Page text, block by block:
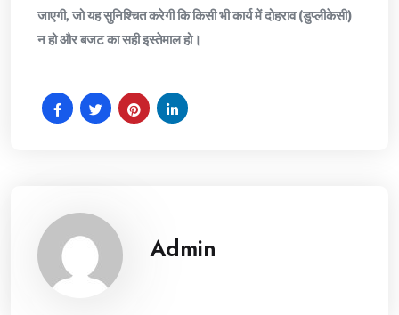
जाएगी, जो यह सुनिश्चित करेगी कि किसी भी कार्य में दोहराव (डुप्लीकेसी)
न हो और बजट का सही इस्तेमाल हो।
Admin